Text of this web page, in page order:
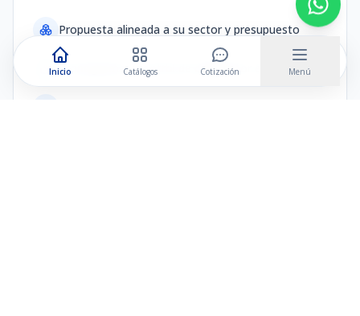
Propuesta alineada a su sector y presupuesto
Cronograma y control de calidad por etapa
Inicio Catálogos Cotización Menú